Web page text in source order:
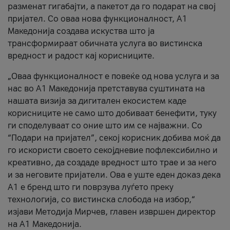
разменат гигабајти, а пакетот да го подарат на свој
пријател. Со оваа нова функционалност, А1
Македонија создава искуства што ја
трансформираат обичната услуга во вистинска
вредност и радост кај корисниците.
„Оваа функционалност е повеќе од нова услуга и за
нас во А1 Македонија претставува суштината на
нашата визија за дигитален екосистем каде
корисниците не само што добиваат бенефити, туку
ги споделуваат со оние што им се најважни. Со
“Подари на пријател”, секој корисник добива моќ да
го искористи своето секојдневие пофлексибилно и
креативно, да создаде вредност што трае и за него
и за неговите пријатели. Ова е уште еден доказ дека
А1 е бренд што ги поврзува луѓето преку
технологија, со вистинска слобода на избор,“
изјави Методија Мирчев, главен извршен директор
на А1 Македонија.